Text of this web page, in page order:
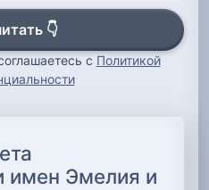
👇
с Политикой
имен Эмелия и